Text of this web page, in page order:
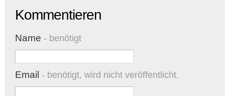
Kommentieren
Name - benötigt
Email - benötigt, wird nicht veröffentlicht.